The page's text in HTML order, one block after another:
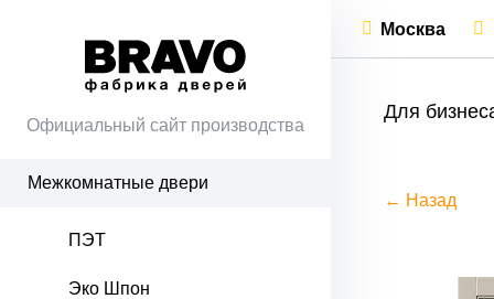
Официальный сайт производства
Межкомнатные двери
ПЭТ
Эко Шпон
Москва
Для
← Назад